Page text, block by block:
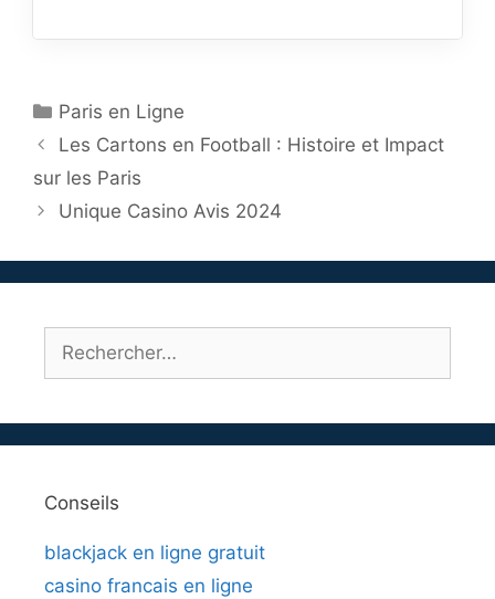
Catégories
Paris en Ligne
Les Cartons en Football : Histoire et Impact
sur les Paris
Unique Casino Avis 2024
Rechercher :
Conseils
blackjack en ligne gratuit
casino francais en ligne